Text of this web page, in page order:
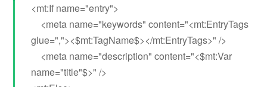
<mt:If name="entry">
<meta name="keywords" content="<mt:EntryTags
glue=","><$mt:TagName$></mt:EntryTags>" />
<meta name="description" content="<$mt:Var
name="title"$>" />